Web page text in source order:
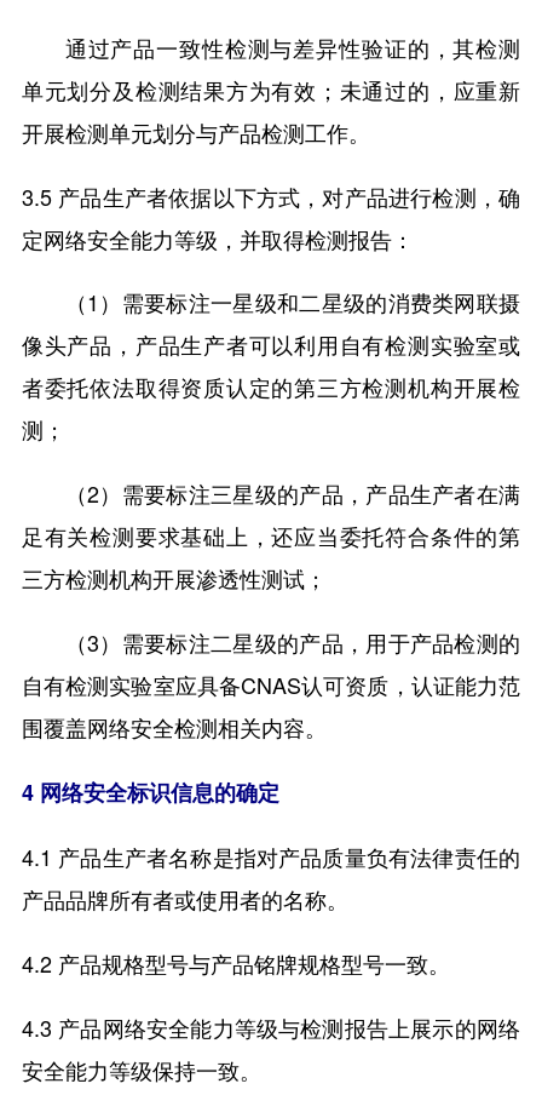
通过产品一致性检测与差异性验证的，其检测
单元划分及检测结果方为有效；未通过的，应重新
开展检测单元划分与产品检测工作。
3.5 产品生产者依据以下方式，对产品进行检测，确
定网络安全能力等级，并取得检测报告：
（1）需要标注一星级和二星级的消费类网联摄
像头产品，产品生产者可以利用自有检测实验室或
者委托依法取得资质认定的第三方检测机构开展检
测；
（2）需要标注三星级的产品，产品生产者在满
足有关检测要求基础上，还应当委托符合条件的第
三方检测机构开展渗透性测试；
（3）需要标注二星级的产品，用于产品检测的
自有检测实验室应具备CNAS认可资质，认证能力范
围覆盖网络安全检测相关内容。
4 网络安全标识信息的确定
4.1 产品生产者名称是指对产品质量负有法律责任的
产品品牌所有者或使用者的名称。
4.2 产品规格型号与产品铭牌规格型号一致。
4.3 产品网络安全能力等级与检测报告上展示的网络
安全能力等级保持一致。